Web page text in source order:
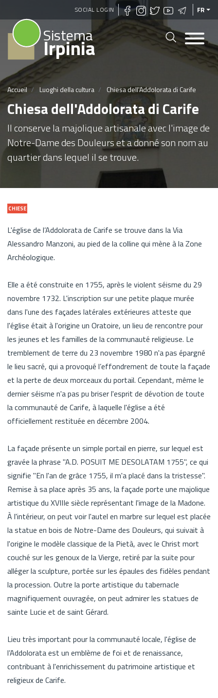
Aller
au
contenu
principal
SOCIAL LOGIN FR
Sistema
Irpinia
Accueil Luoghi della cultura Chiesa dell'Addolorata di Carife
Chiesa dell'Addolorata di Carife
Il conserve la majolique artisanale avec l'image de
Notre-Dame des Douleurs et a donné son nom au
quartier dans lequel il se trouve.
CHIESE
L'église de l’Addolorata de Carife se trouve dans la Via
Alessandro Manzoni, au pied de la colline qui mène à la Zone
Archéologique.
Elle a été construite en 1755, après le violent séisme du 29
novembre 1732. L'inscription sur une petite plaque murée
dans l'une des façades latérales extérieures atteste que
l'église était à l'origine un Oratoire, un lieu de rencontre pour
les jeunes et les familles de la communauté religieuse. Le
tremblement de terre du 23 novembre 1980 n'a pas épargné
le lieu sacré, qui a provoqué l’effondrement de toute la façade
et la perte de deux morceaux du portail. Cependant, même le
dernier séisme n'a pas pu briser l'esprit de dévotion de toute
la communauté de Carife, à laquelle l'église a été
officiellement restituée en décembre 2004.
La façade présente un simple portail en pierre, sur lequel est
gravée la phrase "A.D. POSUIT ME DESOLATAM 1755", ce qui
signifie "En l'an de grâce 1755, il m'a placé dans la tristesse".
Remise à sa place après 35 ans, la façade porte une majolique
artistique du XVIIIe siècle représentant l'image de la Madone.
À l'intérieur, on peut voir l'autel en marbre sur lequel est placée
la statue en bois de Notre-Dame des Douleurs, qui suivait à
l'origine le modèle classique de la Pietà, avec le Christ mort
couché sur les genoux de la Vierge, retiré par la suite pour
alléger la sculpture, portée sur les épaules des fidèles pendant
la procession. Outre la porte artistique du tabernacle
magnifiquement ouvragée, on peut admirer les statues de
sainte Lucie et de saint Gérard.
Lieu très important pour la communauté locale, l'église de
l’Addolorata est un emblème de foi et de renaissance,
contribuant à l'enrichissement du patrimoine artistique et
religieux de Carife.